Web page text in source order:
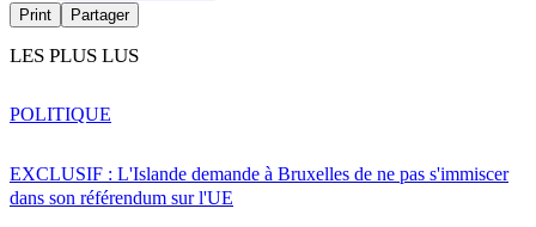
Print Partager
LES PLUS LUS
EXCLUSIF : L'Islande demande à Bruxelles de ne pas s'immiscer
dans son référendum sur l'UE
POLITIQUE